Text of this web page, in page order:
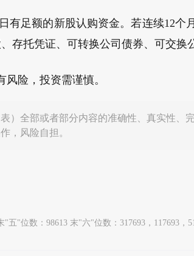
有足额的新股认购资金。若连续12个
存托凭证、可转换公司债券、可交换
险，投资需谨慎。
）全部或者部分内容的准确性、真实性、
，风险自担。
位数：98613 末"六"位数：317693，117693，